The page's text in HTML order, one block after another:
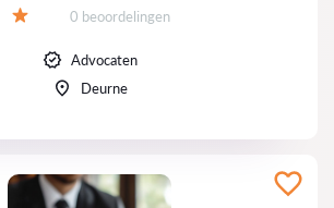
Beoordelingen:
0 beoordelingen
Advocaten
Deurne